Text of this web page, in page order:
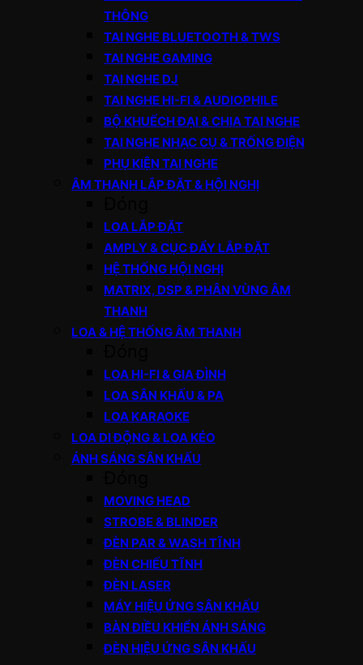
THÔNG
TAI NGHE BLUETOOTH & TWS
TAI NGHE GAMING
TAI NGHE DJ
TAI NGHE HI-FI & AUDIOPHILE
BỘ KHUẾCH ĐẠI & CHIA TAI NGHE
TAI NGHE NHẠC CỤ & TRỐNG ĐIỆN
PHỤ KIỆN TAI NGHE
ÂM THANH LẮP ĐẶT & HỘI NGHỊ
LOA LẮP ĐẶT
AMPLY & CỤC ĐẨY LẮP ĐẶT
HỆ THỐNG HỘI NGHỊ
MATRIX, DSP & PHÂN VÙNG ÂM
THANH
LOA & HỆ THỐNG ÂM THANH
LOA HI-FI & GIA ĐÌNH
LOA SÂN KHẤU & PA
LOA KARAOKE
LOA DI ĐỘNG & LOA KÉO
ÁNH SÁNG SÂN KHẤU
MOVING HEAD
STROBE & BLINDER
ĐÈN PAR & WASH TĨNH
ĐÈN CHIẾU TĨNH
ĐÈN LASER
MÁY HIỆU ỨNG SÂN KHẤU
BÀN ĐIỀU KHIỂN ÁNH SÁNG
ĐÈN HIỆU ỨNG SÂN KHẤU